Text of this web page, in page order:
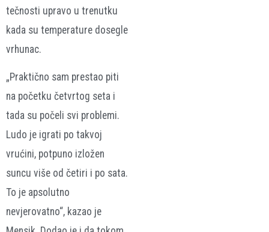
tečnosti upravo u trenutku
kada su temperature dosegle
vrhunac.
„Praktično sam prestao piti
na početku četvrtog seta i
tada su počeli svi problemi.
Ludo je igrati po takvoj
vrućini, potpuno izložen
suncu više od četiri i po sata.
To je apsolutno
nevjerovatno“, kazao je